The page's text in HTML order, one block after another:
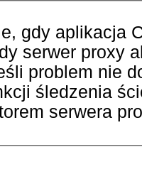
gdy aplikacja
serwer proxy
problem nie
śledzenia
serwera